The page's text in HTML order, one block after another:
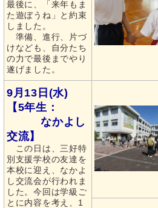
最後に、「来年もま
た遊ぼうね」と約束
しました。
準備、進行、片づ
けなども、自分たち
の力で最後までやり
遂げました。
9月13日(水)
【5年生：
なかよし
交流】
この日は、三好特
別支援学校の友達を
本校に迎え、なかよ
し交流会が行われま
した。今回は学級ご
とに内容を考え、1